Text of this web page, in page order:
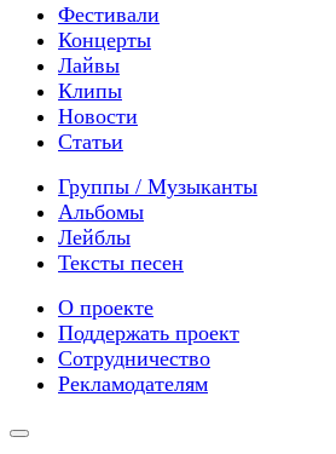
Фестивали
Концерты
Лайвы
Клипы
Новости
Статьи
Группы / Музыканты
Альбомы
Лейблы
Тексты песен
О проекте
Поддержать проект
Сотрудничество
Рекламодателям